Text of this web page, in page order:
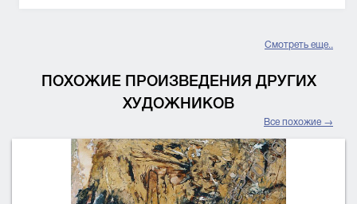
Смотреть еще..
ПОХОЖИЕ ПРОИЗВЕДЕНИЯ ДРУГИХ
ХУДОЖНИКОВ
Все похожие →